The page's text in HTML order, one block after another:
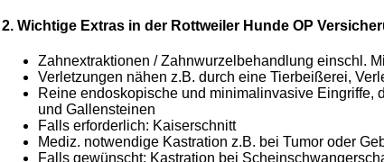
2. Wichtige Extras in der Rottweiler Hunde OP
Zahnextraktionen / Zahnwurzelbehandlung einschl.
Verletzungen nähen z.B. durch eine Tierbeißerei,
Reine endoskopische und minimalinvasive Eingriffe,
und Gallensteinen
Falls erforderlich: Kaiserschnitt
Mediz. notwendige Kastration z.B. bei Tumor oder
Falls gewünscht: Kastration bei